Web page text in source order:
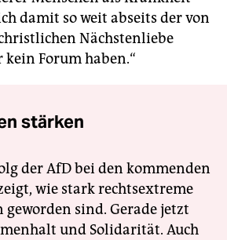
damit so weit abseits der von
Nächstenliebe
kein Forum haben.“
stärken
der AfD bei den kommenden
wie stark rechtsextreme
sind. Gerade jetzt
und Solidarität. Auch